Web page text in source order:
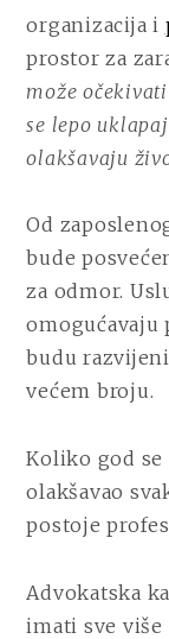
organizacija i
prostor za
može
se lepo
olakšavaju
Od
bude
za odmor.
omogućavaju
budu
većem broju.
Koliko god
olakšavao
postoje
Advokatska
imati sve